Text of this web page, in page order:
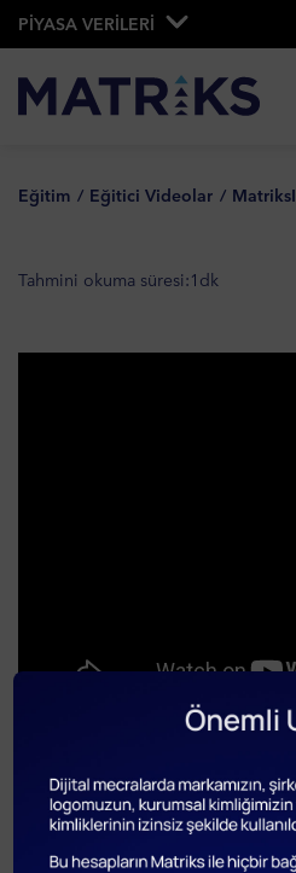
PİYASA VERİLERİ
Eğitim Eğitici Videolar
Tahmini okuma süresi:1dk
MatriksIQ Kullanıcı Eğitimleri -
Dağılımı Analizi Nasıl Yapılır?
MatriksIQ Kullanıcı Eğitimleri’nin
MatriksIQ’nun sunduğu analiz